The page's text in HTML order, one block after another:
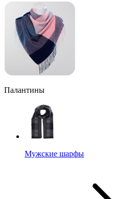
Палантины
Мужские шарфы